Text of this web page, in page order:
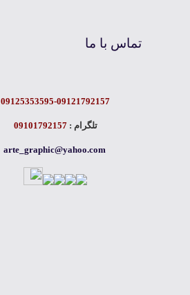
تماس با ما
09125353595-09121792157
تلگرام :09101792157
arte_graphic@yahoo.com